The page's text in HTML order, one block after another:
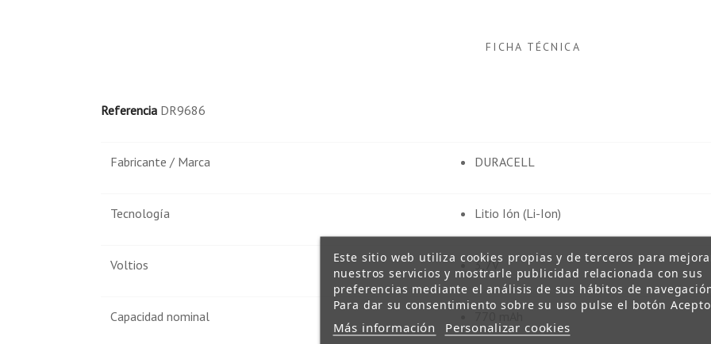
FICHA TÉCNICA
Referencia DR9686
Fabricante / Marca DURACELL
Tecnología Litio Ión (Li-Ion)
Voltios 3,7V
Capacidad nominal
Este sitio web utiliza cookies propias y de terceros para
nuestros servicios y mostrarle publicidad relacionada con sus
preferencias mediante el análisis de sus hábitos de
Para dar su consentimiento sobre su uso pulse el botón
Más información Personalizar cookies